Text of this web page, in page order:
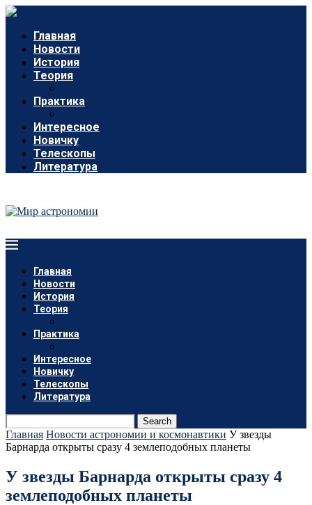
Главная
Новости
История
Теория
Практика
Интересное
Новичку
Телескопы
Литература
Главная
Новости
История
Теория
Практика
Интересное
Новичку
Телескопы
Литература
Search
Главная Новости астрономии и космонавтики У звезды
Барнарда открыты сразу 4 землеподобных планеты
У звезды Барнарда открыты сразу 4
землеподобных планеты